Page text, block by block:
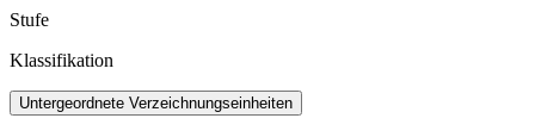
Stufe
Klassifikation
Untergeordnete Verzeichnungseinheiten